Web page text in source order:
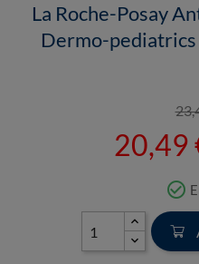
La Roche-Posay
Dermo-
20,49
check_circle_outline